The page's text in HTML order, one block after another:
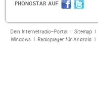
PHONOSTAR AUF
Dein Internetradio-Portal : Sitemap|
Windows| Radioplayer für Android|